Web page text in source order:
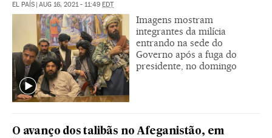
EL PAÍS AUG 16, 2021 - 11:49 EDT
Imagens mostram
integrantes da milícia
entrando na sede do
Governo após a fuga do
presidente, no domingo
O avanço dos talibãs no Afeganistão, em